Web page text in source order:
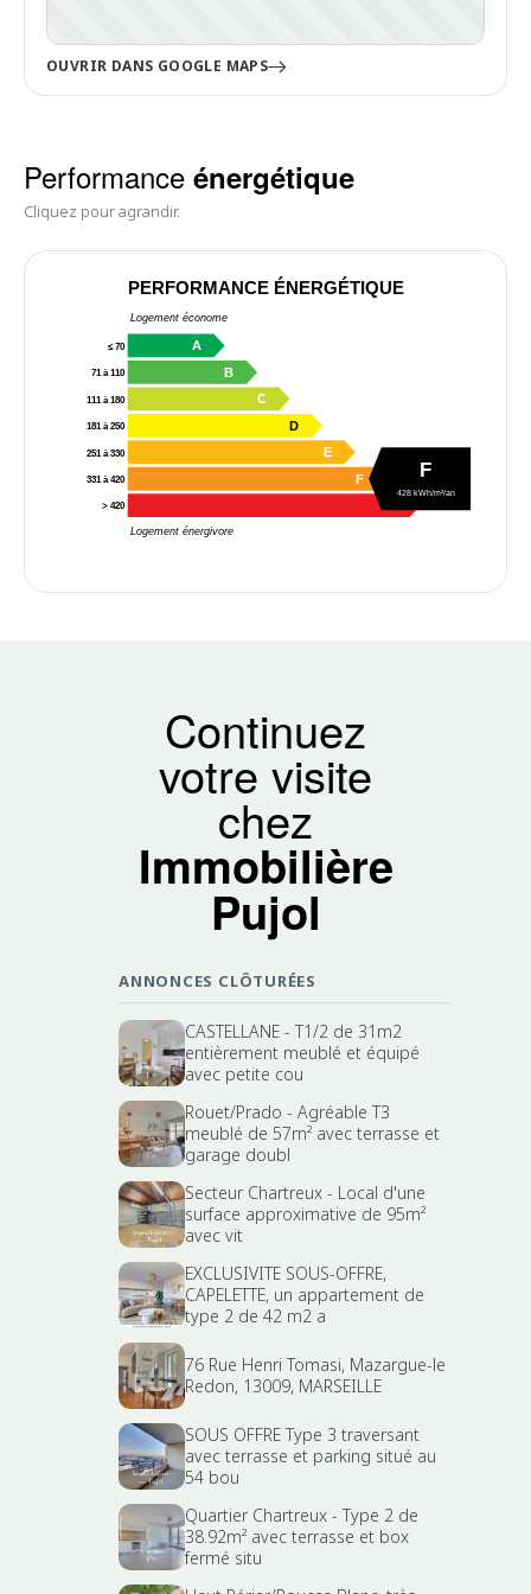
OUVRIR DANS GOOGLE MAPS
Performance énergétique
Cliquez pour agrandir.
PERFORMANCE ÉNERGÉTIQUE
Logement économe
Logement énergivore
≤ 70 A
71 à 110 B
111 à 180 C
181 à 250 D
251 à 330 E
331 à 420 F
> 420
F
428 kWh/m²/an
Continuez
votre visite
chez
Immobilière
Pujol
ANNONCES CLÔTURÉES
CASTELLANE - T1/2 de 31m2
entièrement meublé et équipé
avec petite cou
Rouet/Prado - Agréable T3
meublé de 57m² avec terrasse et
garage doubl
Secteur Chartreux - Local d'une
surface approximative de 95m²
avec vit
EXCLUSIVITE SOUS-OFFRE,
CAPELETTE, un appartement de
type 2 de 42 m2 a
76 Rue Henri Tomasi, Mazargue-le
Redon, 13009, MARSEILLE
SOUS OFFRE Type 3 traversant
avec terrasse et parking situé au
54 bou
Quartier Chartreux - Type 2 de
38.92m² avec terrasse et box
fermé situ